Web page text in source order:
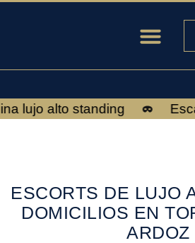
lujo alto standing
ESCORTS DE LUJO
DOMICILIOS EN
ARDOZ